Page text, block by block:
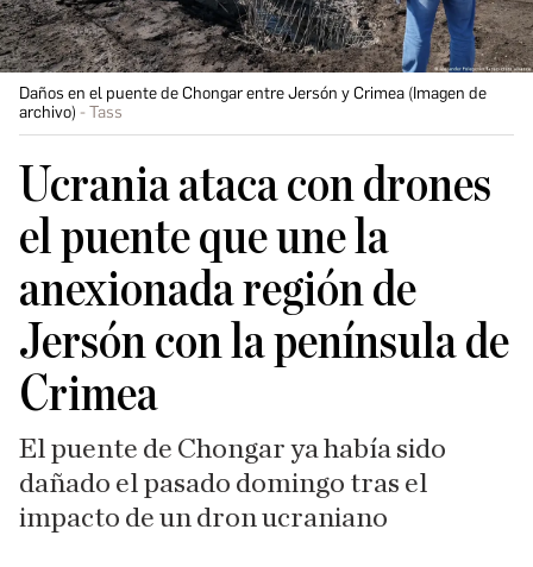
Daños en el puente de Chongar entre Jersón y Crimea (Imagen de
archivo)
Tass
Ucrania ataca con drones
el puente que une la
anexionada región de
Jersón con la península de
Crimea
El puente de Chongar ya había sido
dañado el pasado domingo tras el
impacto de un dron ucraniano